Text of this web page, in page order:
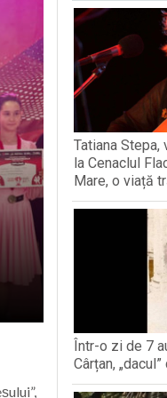
dedicat marelui
stres, iar una
orașul dintr-o
propriul talisman
Tatiana Stepa,
la Cenaclul
Mare, o viață
Într-o zi de 7
Cârțan,